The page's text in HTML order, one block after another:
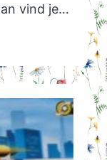
vind je…